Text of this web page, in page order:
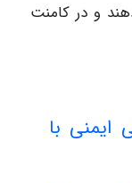
و در کامنت
ایمنی با